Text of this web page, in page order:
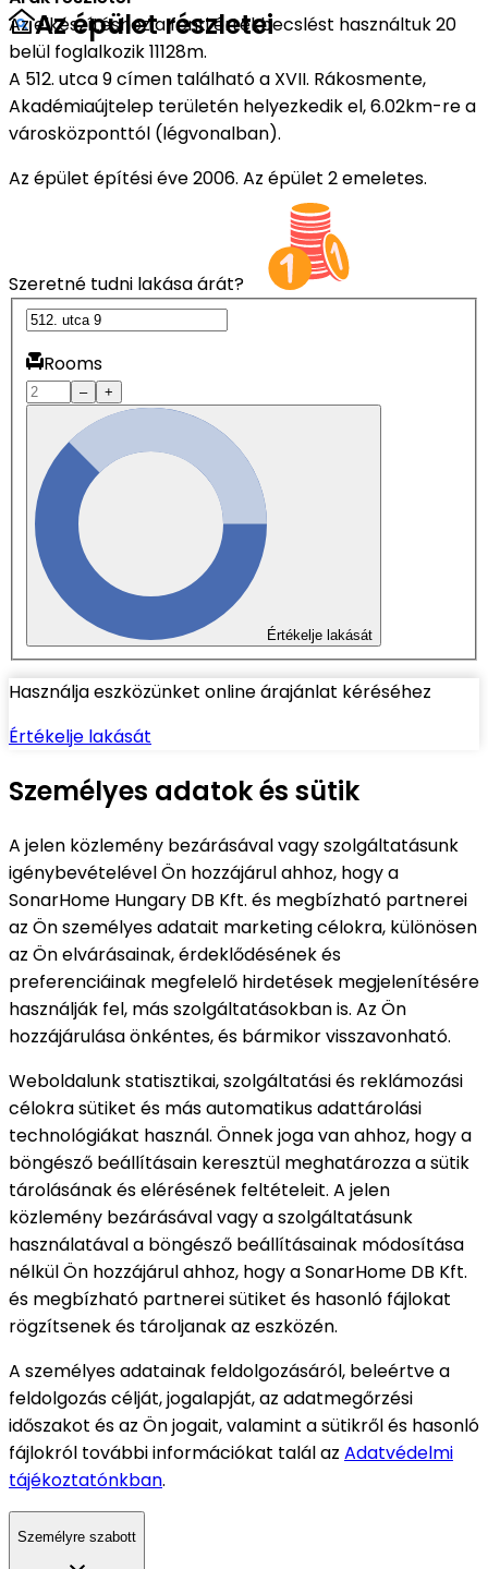
Az elkészítéshez a fenti értékbecslést használtuk 20
belül foglalkozik 11128m.
Az épület részletei
A 512. utca 9 címen található a XVII. Rákosmente,
Akadémiaújtelep területén helyezkedik el, 6.02km-re a
városközponttól (légvonalban).
Az épület építési éve 2006. Az épület 2 emeletes.
Szeretné tudni lakása árát?
Rooms
– +
Értékelje lakását
Használja eszközünket online árajánlat kéréséhez
Értékelje lakását
Személyes adatok és sütik
A jelen közlemény bezárásával vagy szolgáltatásunk
igénybevételével Ön hozzájárul ahhoz, hogy a
SonarHome Hungary DB Kft. és megbízható partnerei
az Ön személyes adatait marketing célokra, különösen
az Ön elvárásainak, érdeklődésének és
preferenciáinak megfelelő hirdetések megjelenítésére
használják fel, más szolgáltatásokban is. Az Ön
hozzájárulása önkéntes, és bármikor visszavonható.
Weboldalunk statisztikai, szolgáltatási és reklámozási
célokra sütiket és más automatikus adattárolási
technológiákat használ. Önnek joga van ahhoz, hogy a
böngésző beállításain keresztül meghatározza a sütik
tárolásának és elérésének feltételeit. A jelen
közlemény bezárásával vagy a szolgáltatásunk
használatával a böngésző beállításainak módosítása
nélkül Ön hozzájárul ahhoz, hogy a SonarHome DB Kft.
és megbízható partnerei sütiket és hasonló fájlokat
rögzítsenek és tároljanak az eszközén.
A személyes adatainak feldolgozásáról, beleértve a
feldolgozás célját, jogalapját, az adatmegőrzési
időszakot és az Ön jogait, valamint a sütikről és hasonló
fájlokról további információkat talál az Adatvédelmi
tájékoztatónkban.
Személyre szabott